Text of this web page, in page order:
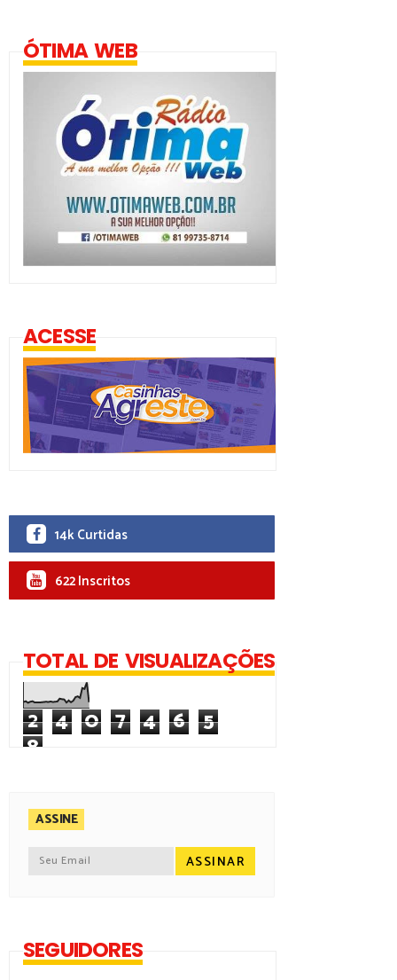
ÓTIMA WEB
ACESSE
14k Curtidas
622 Inscritos
TOTAL DE VISUALIZAÇÕES
2 4 0 7 4 6 5
8
ASSINE
SEGUIDORES